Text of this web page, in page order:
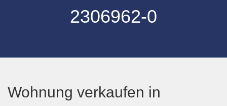
2306962-0
Wohnung verkaufen in